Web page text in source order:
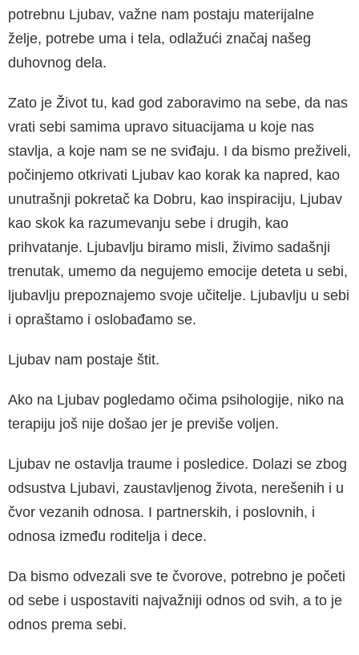
potrebnu Ljubav, važne nam postaju materi­jalne
želje, potrebe uma i tela, odlažući značaj našeg
duhovnog dela.
Zato je Život tu, kad god zaboravimo na sebe, da nas
vrati sebi samima upravo situacijama u koje nas
stavlja, a koje nam se ne sviđaju. I da bismo preživeli,
počinjemo otkrivati Ljubav kao korak ka napred, kao
unutrašnji pokretač ka Dobru, kao inspiraciju, Ljubav
kao skok ka ra­zumevanju sebe i drugih, kao
prihvatanje. Lju­bavlju biramo misli, živimo sadašnji
trenutak, umemo da negujemo emocije deteta u sebi,
ljubavlju prepoznajemo svoje učitelje. Ljubavlju u sebi
i opraštamo i oslobađamo se.
Ljubav nam postaje štit.
Ako na Ljubav pogledamo očima psihologije, niko na
terapiju još nije došao jer je previše vo­ljen.
Ljubav ne ostavlja traume i posledice. Dolazi se zbog
odsustva Ljubavi, zaustavljenog živo­ta, nerešenih i u
čvor vezanih odnosa. I par­tnerskih, i poslovnih, i
odnosa između roditelja i dece.
Da bismo odvezali sve te čvorove, potrebno je početi
od sebe i uspostaviti najvažniji odnos od svih, a to je
odnos prema sebi.